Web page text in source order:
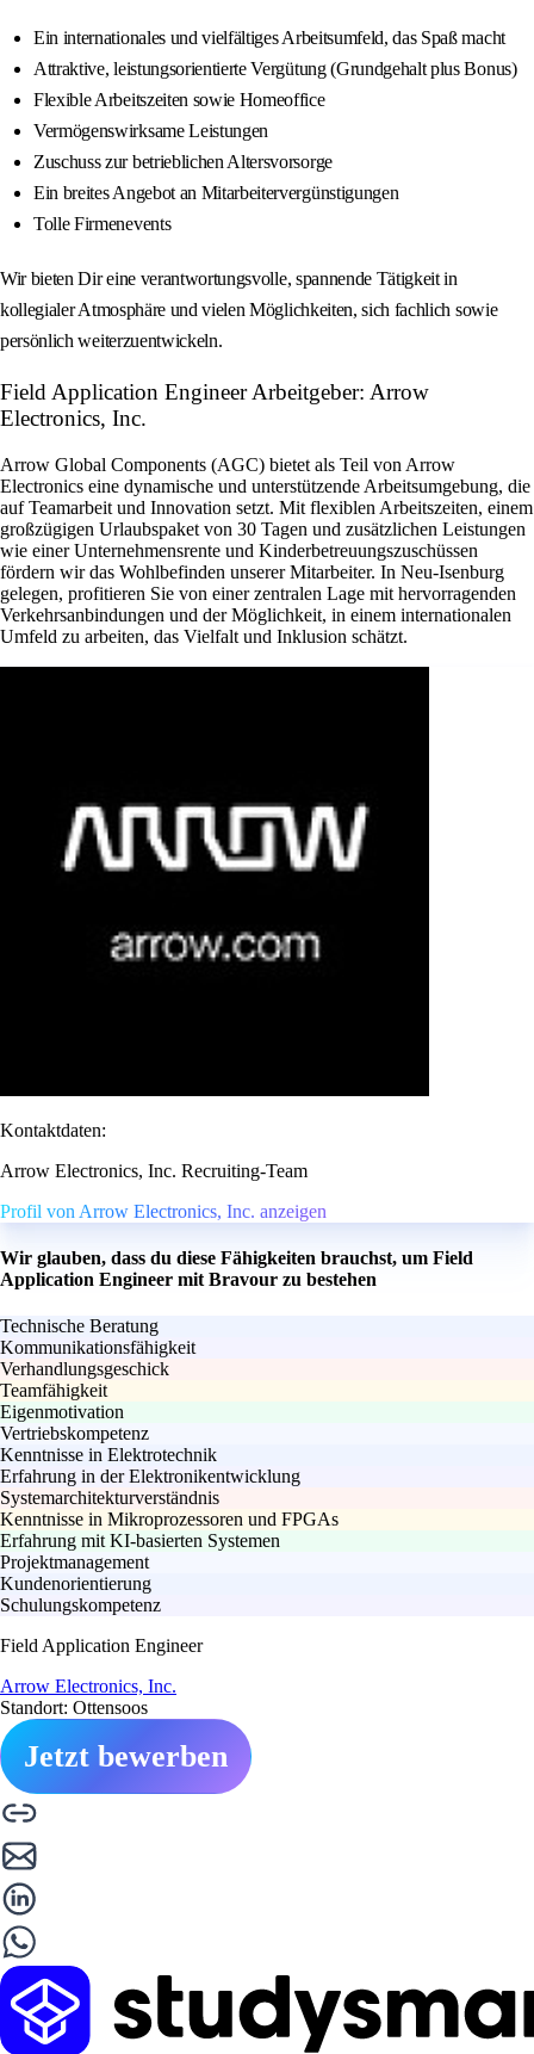
Ein internationales und vielfältiges Arbeitsumfeld, das Spaß macht
Attraktive, leistungsorientierte Vergütung (Grundgehalt plus Bonus)
Flexible Arbeitszeiten sowie Homeoffice
Vermögenswirksame Leistungen
Zuschuss zur betrieblichen Altersvorsorge
Ein breites Angebot an Mitarbeitervergünstigungen
Tolle Firmenevents
Wir bieten Dir eine verantwortungsvolle, spannende Tätigkeit in
kollegialer Atmosphäre und vielen Möglichkeiten, sich fachlich sowie
persönlich weiterzuentwickeln.
Field Application Engineer Arbeitgeber: Arrow
Electronics, Inc.
Arrow Global Components (AGC) bietet als Teil von Arrow
Electronics eine dynamische und unterstützende Arbeitsumgebung, die
auf Teamarbeit und Innovation setzt. Mit flexiblen Arbeitszeiten, einem
großzügigen Urlaubspaket von 30 Tagen und zusätzlichen Leistungen
wie einer Unternehmensrente und Kinderbetreuungszuschüssen
fördern wir das Wohlbefinden unserer Mitarbeiter. In Neu-Isenburg
gelegen, profitieren Sie von einer zentralen Lage mit hervorragenden
Verkehrsanbindungen und der Möglichkeit, in einem internationalen
Umfeld zu arbeiten, das Vielfalt und Inklusion schätzt.
Kontaktdaten:
Arrow Electronics, Inc. Recruiting-Team
Profil von Arrow Electronics, Inc. anzeigen
Wir glauben, dass du diese Fähigkeiten brauchst, um Field
Application Engineer mit Bravour zu bestehen
Technische Beratung
Kommunikationsfähigkeit
Verhandlungsgeschick
Teamfähigkeit
Eigenmotivation
Vertriebskompetenz
Kenntnisse in Elektrotechnik
Erfahrung in der Elektronikentwicklung
Systemarchitekturverständnis
Kenntnisse in Mikroprozessoren und FPGAs
Erfahrung mit KI-basierten Systemen
Projektmanagement
Kundenorientierung
Schulungskompetenz
Field Application Engineer
Arrow Electronics, Inc.
Standort: Ottensoos
Jetzt bewerben